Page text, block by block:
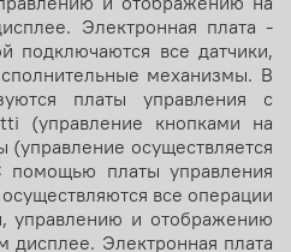
Электронная плата -
подключаются все датчики,
механизмы. В
платы управления с
(управление кнопками на
(управление осуществляется
помощью платы управления
все операции
управлению и отображению
дисплее. Электронная плата